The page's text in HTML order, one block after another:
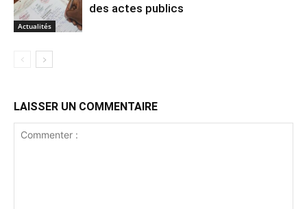
Actualités
des actes publics
LAISSER UN COMMENTAIRE